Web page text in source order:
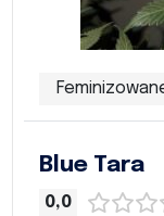
Blue Tara
0,0